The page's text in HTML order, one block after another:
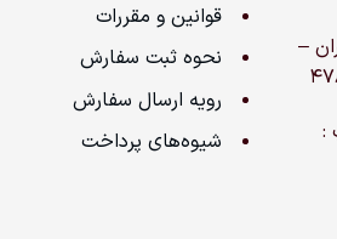
–
:
قوانین و مقررات
نحوه ثبت سفارش
رویه ارسال سفارش
شیوه‌های پرداخت